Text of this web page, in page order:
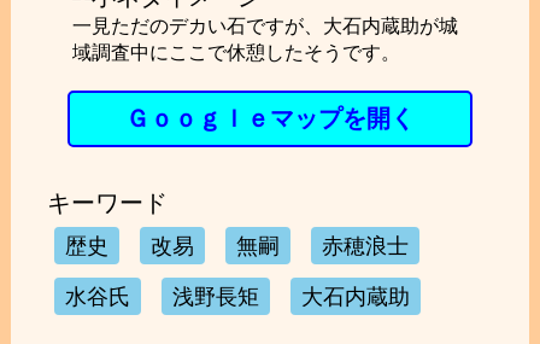
一見ただのデカい石ですが、大石内蔵助が城
域調査中にここで休憩したそうです。
Ｇｏｏｇｌｅマップを開く
キーワード
歴史 改易 無嗣 赤穂浪士
水谷氏 浅野長矩 大石内蔵助